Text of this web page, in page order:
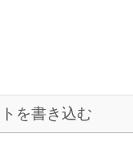
を書き込む